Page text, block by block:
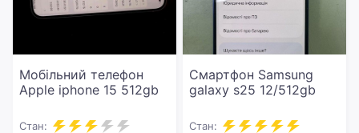
Мобільний телефон
Apple iphone 15 512gb
Стан:
Смартфон Samsung
galaxy s25 12/512gb
Стан: